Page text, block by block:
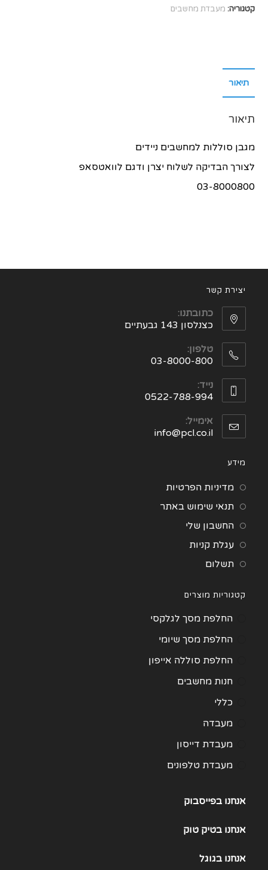
קטגוריה: מעבדת מחשבים
תיאור
תיאור
מגבן סוללות למחשבים ניידים
לצורך הבדיקה לשלוח יצרן ודגם לוואטסאפ
03-8000800
יצירת קשר
כתובתנו:
כצנלסון 143 גבעתיים
טלפון:
03-8000-800
נייד:
0522-788-994
אימייל:
info@pcl.co.il
מידע
מדיניות הפרטיות
תנאי שימוש באתר
החשבון שלי
עגלת קניות
תשלום
קטגוריות מוצרים
החלפת מסך לגלקסי
החלפת מסך שיומי
החלפת סוללה אייפון
חנות מחשבים
כללי
מעבדה
מעבדת דייסון
מעבדת טלפונים
תיקון Huawei
תיקון One Plus
אנחנו בפייסבוק
אנחנו בטיק טוק
אנחנובגוגל